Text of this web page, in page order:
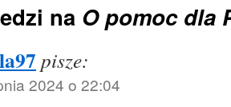
na O pomoc dla
pisze:
2024 o 22:04